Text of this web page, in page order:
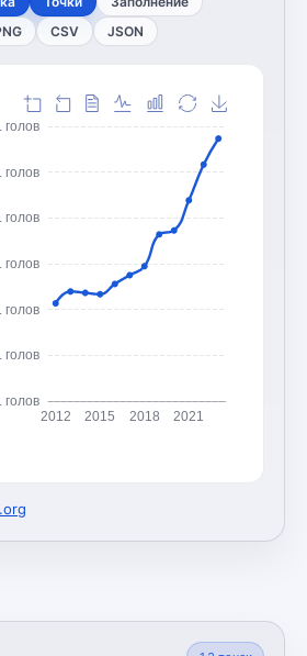
CSV JSON
голов
голов
голов
голов
голов
голов
голов
2012 2015 2018 2021